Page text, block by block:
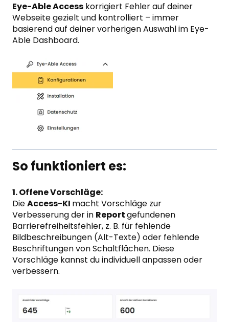
Eye-Able Access korrigiert Fehler auf deiner
Webseite gezielt und kontrolliert – immer
basierend auf deiner vorherigen Auswahl im Eye-
Able Dashboard.
So funktioniert es:
1. Offene Vorschläge:
DieAccess-KI macht Vorschläge zur
Verbesserung der in Reportgefundenen
Barrierefreiheitsfehler, z. B. für fehlende
Bildbeschreibungen (Alt-Texte) oder fehlende
Beschriftungen von Schaltflächen. Diese
Vorschläge kannst du individuell anpassen oder
verbessern.